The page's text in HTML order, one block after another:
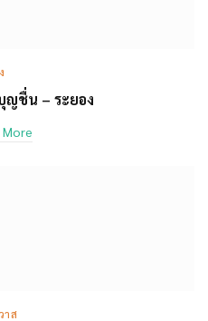
ญชื่น – ระยอง
More
าส